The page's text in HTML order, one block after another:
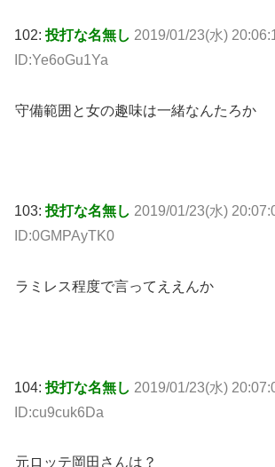
102:投打な名無し 2019/01/23(水)
ID:Ye6oGu1Ya
守備範囲と女の趣味は一緒なんたろか
103:投打な名無し 2019/01/23(水)
ID:0GMPAyTK0
ラミレス程度で言ってええんか
104:投打な名無し 2019/01/23(水)
ID:cu9cuk6Da
元ロッテ岡田さんは？